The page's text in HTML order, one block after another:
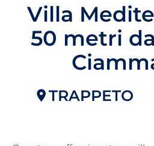
Villa
50 metri
TRAPPETO